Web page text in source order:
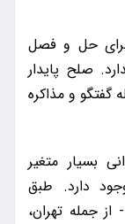
حل و فصل
صلح پایدار
گفتگو و مذاکره
بسیار متغیر
دارد. طبق
- از جمله تهران،